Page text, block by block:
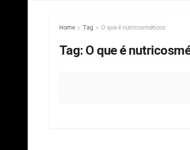
Home Tag O que é nutricosméticos
Tag: O que é